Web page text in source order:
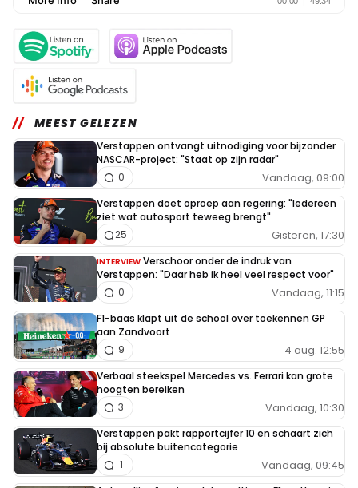
MEEST GELEZEN
Verstappen ontvangt uitnodiging voor bijzonder
NASCAR-project: "Staat op zijn radar"
Vandaag, 09:00
0
Verstappen doet oproep aan regering: "Iedereen
ziet wat autosport teweeg brengt"
Gisteren, 17:30
25
INTERVIEW Verschoor onder de indruk van
Verstappen: "Daar heb ik heel veel respect voor"
Vandaag, 11:15
0
F1-baas klapt uit de school over toekennen GP
aan Zandvoort
4 aug. 12:55
9
Verbaal steekspel Mercedes vs. Ferrari kan grote
hoogten bereiken
Vandaag, 10:30
3
Verstappen pakt rapportcijfer 10 en schaart zich
bij absolute buitencategorie
Vandaag, 09:45
1